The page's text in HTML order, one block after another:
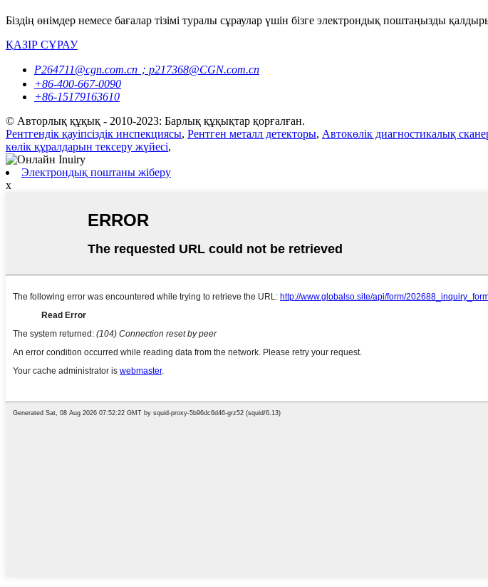
Біздің өнімдер немесе бағалар тізімі туралы сұраулар үшін бізге электрондық поштаңызды
ҚАЗІР СҰРАУ
P264711@cgn.com.cn；p217368@CGN.com.cn
+86-400-667-0090
+86-15179163610
© Авторлық құқық - 2010-2023: Барлық құқықтар қорғалған.
Рентгендік қауіпсіздік инспекциясы, Рентген металл детекторы, Автокөлік диагностикалық
көлік құралдарын тексеру жүйесі,
Электрондық поштаны жіберу
x